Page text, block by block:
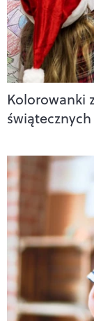
Kolorowanki